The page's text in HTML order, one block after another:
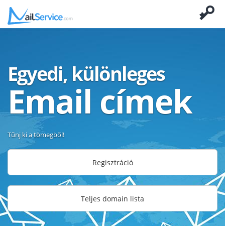
Egyedi, különleges
Email címek
Tűnj ki a tömegből!
Regisztráció
Teljes domain lista